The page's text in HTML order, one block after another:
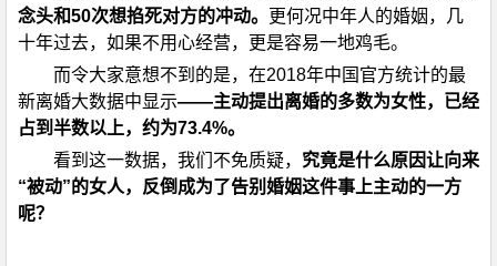
念头和50次想掐死对方的冲动。
更何况中年人的婚姻，几
十年过去，如果不用心经营，更是容易一地鸡毛。
而令大家意想不到的是，在2018年中国官方统计的最
新离婚大数据中显示——主动提出离婚的多数为女性，已经
占到半数以上，约为73.4%。
看到这一数据，我们不免质疑， 究竟是什么原因让向来
“被动”的女人，反倒成为了告别婚姻这件事上主动的一方
呢？